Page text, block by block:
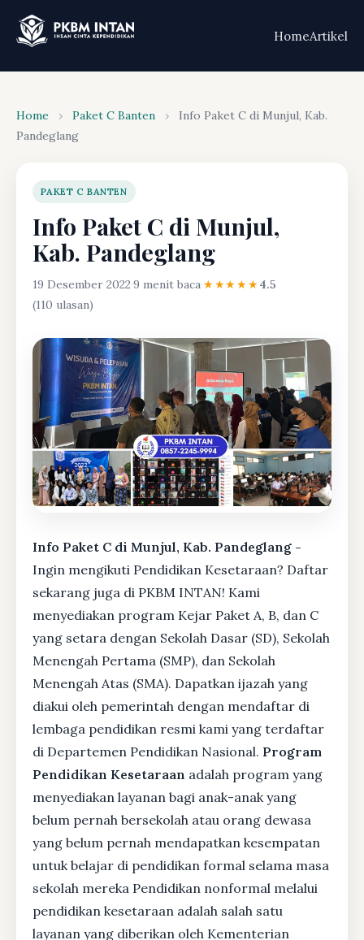
HomeArtikel
Home › Paket C Banten ›
Info Paket C di Munjul, Kab.
Pandeglang
PAKET C BANTEN
Info Paket C di Munjul,
Kab. Pandeglang
19 Desember 2022·9 menit baca·★★★★★4.5
(110 ulasan)
Info Paket C di Munjul, Kab. Pandeglang -
Ingin mengikuti Pendidikan Kesetaraan? Daftar
sekarang juga di PKBM INTAN! Kami
menyediakan program Kejar Paket A, B, dan C
yang setara dengan Sekolah Dasar (SD), Sekolah
Menengah Pertama (SMP), dan Sekolah
Menengah Atas (SMA). Dapatkan ijazah yang
diakui oleh pemerintah dengan mendaftar di
lembaga pendidikan resmi kami yang terdaftar
di Departemen Pendidikan Nasional. Program
Pendidikan Kesetaraan adalah program yang
menyediakan layanan bagi anak-anak yang
belum pernah bersekolah atau orang dewasa
yang belum pernah mendapatkan kesempatan
untuk belajar di pendidikan formal selama masa
sekolah mereka Pendidikan nonformal melalui
pendidikan kesetaraan adalah salah satu
layanan yang diberikan oleh Kementerian